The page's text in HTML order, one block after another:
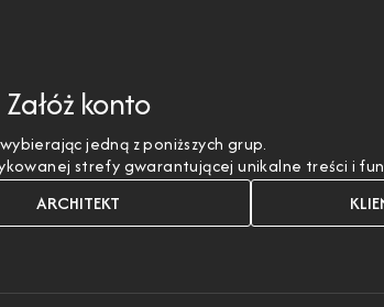
Załóż konto
jedną z poniższych grup.
strefy gwarantującej unikalne treści i
ARCHITEKT